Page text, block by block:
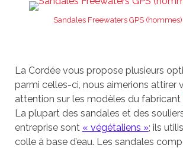
Sandales Freewaters GPS (hommes)
La Cordée vous propose plusieurs
parmi celles-ci, nous aimerions attirer
attention sur les modèles du fabricant
La plupart des sandales et des
entreprise sont « végétaliens »; ils
colle à base d’eau. Les sandales